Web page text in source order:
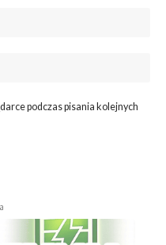
podczas pisania kolejnych